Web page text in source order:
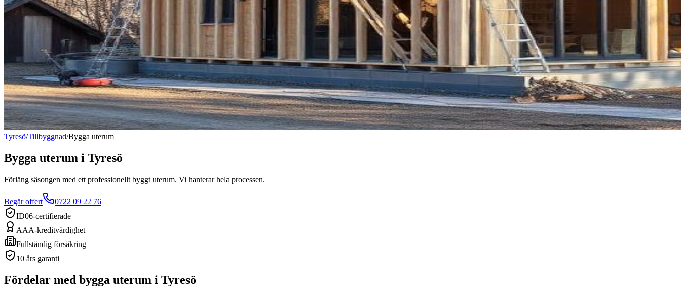
Tyresö/Tillbyggnad/Bygga uterum
Bygga uterum i Tyresö
Förläng säsongen med ett professionellt byggt uterum. Vi hanterar hela processen.
Begär offert
0722 09 22 76
ID06-certifierade
AAA-kreditvärdighet
Fullständig försäkring
10 års garanti
Fördelar med bygga uterum i Tyresö